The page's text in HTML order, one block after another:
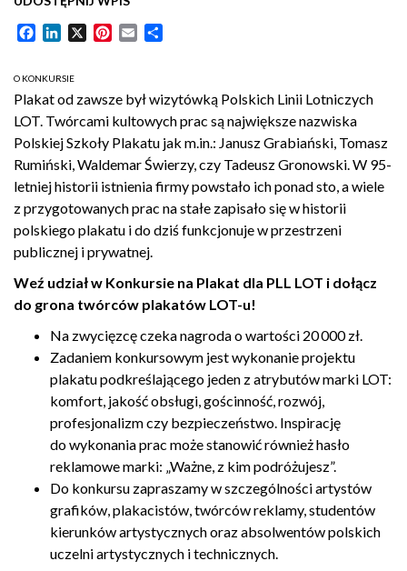
Facebook
LinkedIn Pinterest
Email
O KONKURSIE
Plakat od zawsze był wizytówką Polskich Linii Lotniczych
LOT. Twórcami kultowych prac są największe nazwiska
Polskiej Szkoły Plakatu jak m.in.: Janusz Grabiański, Tomasz
Rumiński, Waldemar Świerzy, czy Tadeusz Gronowski. W 95-
letniej historii istnienia firmy powstało ich ponad sto, a wiele
z przygotowanych prac na stałe zapisało się w historii
polskiego plakatu i do dziś funkcjonuje w przestrzeni
publicznej i prywatnej.
Weź udział w Konkursie na Plakat dla PLL LOT i dołącz
do grona twórców plakatów LOT-u!
Na zwycięzcę czeka nagroda o wartości 20 000 zł.
Zadaniem konkursowym jest wykonanie projektu
plakatu podkreślającego jeden z atrybutów marki LOT:
komfort, jakość obsługi, gościnność, rozwój,
profesjonalizm czy bezpieczeństwo. Inspirację
do wykonania prac może stanowić również hasło
reklamowe marki: „Ważne, z kim podróżujesz”.
Do konkursu zapraszamy w szczególności artystów
grafików, plakacistów, twórców reklamy, studentów
kierunków artystycznych oraz absolwentów polskich
uczelni artystycznych i technicznych.